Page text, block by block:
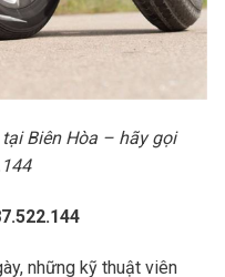
Biên Hòa – hãy gọi
những kỹ thuật viên